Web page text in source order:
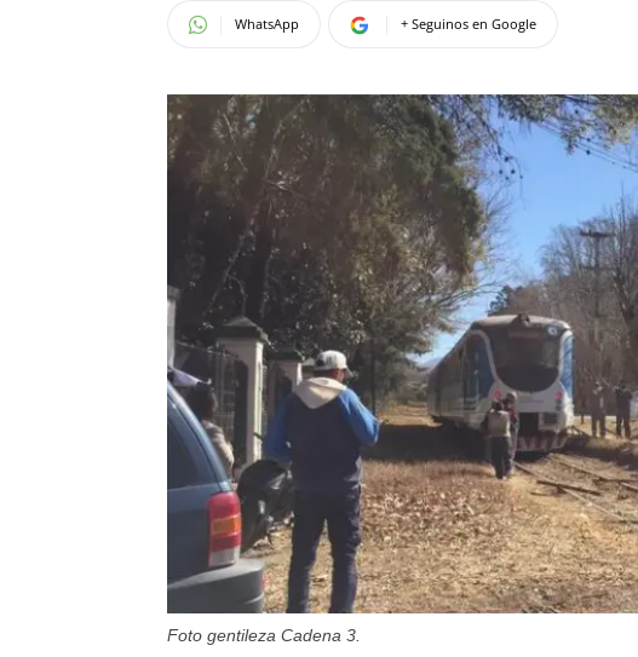
WhatsApp + Seguinos en Google
Foto gentileza Cadena 3.